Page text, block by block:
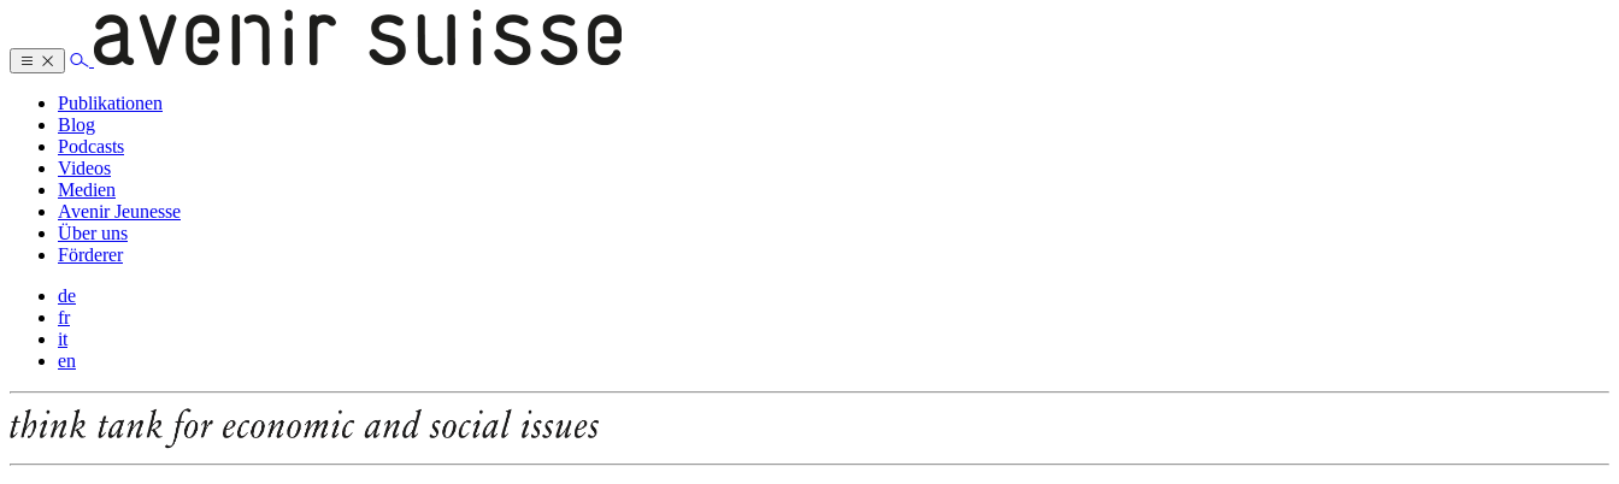
Publikationen
Blog
Podcasts
Videos
Medien
Avenir Jeunesse
Über uns
Förderer
de
fr
it
en